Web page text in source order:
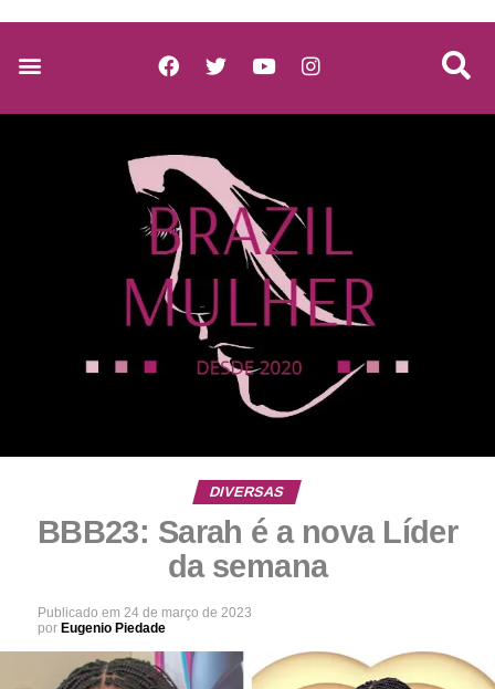
DIVERSAS
BBB23: Sarah é a nova Líder
da semana
Publicado em 24 de março de 2023
por Eugenio Piedade